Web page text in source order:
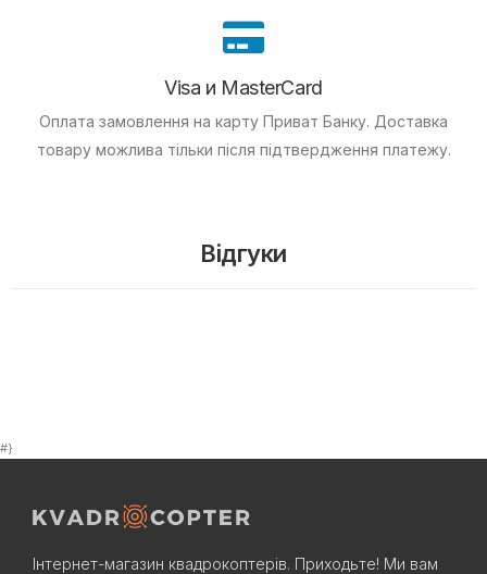
Visa и MasterCard
Оплата замовлення на карту Приват Банку. Доставка
товару можлива тільки після підтвердження платежу.
Відгуки
#}
Інтернет-магазин квадрокоптерів. Приходьте! Ми вам